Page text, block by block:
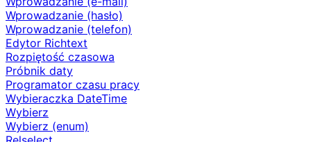
Wprowadzanie (hasło)
Wprowadzanie (telefon)
Edytor Richtext
Rozpiętość czasowa
Próbnik daty
Programator czasu pracy
Wybieraczka DateTime
Wybierz
Wybierz (enum)